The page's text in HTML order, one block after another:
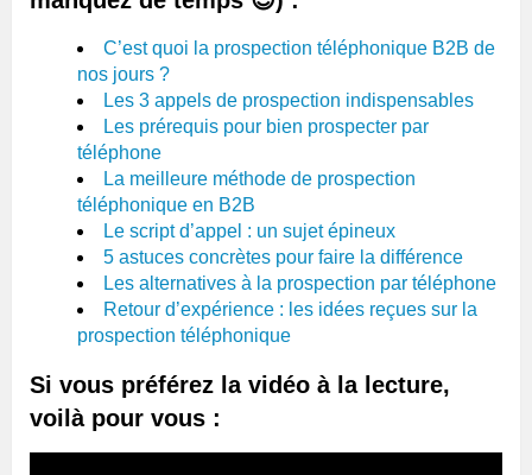
C’est quoi la prospection téléphonique B2B de
nos jours ?
Les 3 appels de prospection indispensables
Les prérequis pour bien prospecter par
téléphone
La meilleure méthode de prospection
téléphonique en B2B
Le script d’appel : un sujet épineux
5 astuces concrètes pour faire la différence
Les alternatives à la prospection par téléphone
Retour d’expérience : les idées reçues sur la
prospection téléphonique
Si vous préférez la vidéo à la lecture,
voilà pour vous :